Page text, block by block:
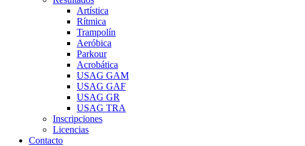
Artística
Rítmica
Trampolín
Aeróbica
Parkour
Acrobática
USAG GAM
USAG GAF
USAG GR
USAG TRA
Inscripciones
Licencias
Contacto